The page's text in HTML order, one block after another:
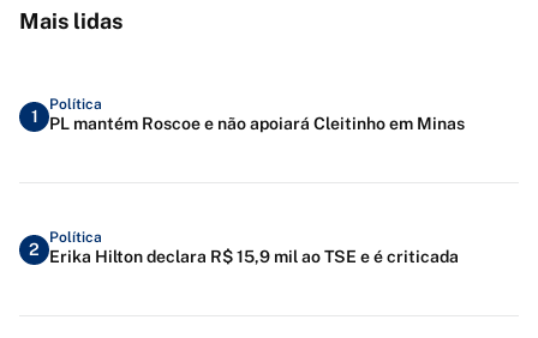
Mais lidas
1
Política
PL mantém Roscoe e não apoiará Cleitinho em Minas
2
Política
Erika Hilton declara R$ 15,9 mil ao TSE e é criticada